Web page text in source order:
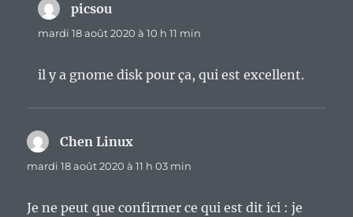
picsou
mardi 18 août 2020 à 10 h 11 min
il y a gnome disk pour ça, qui est excellent.
Chen Linux
mardi 18 août 2020 à 11 h 03 min
Je ne peut que confirmer ce qui est dit ici : je